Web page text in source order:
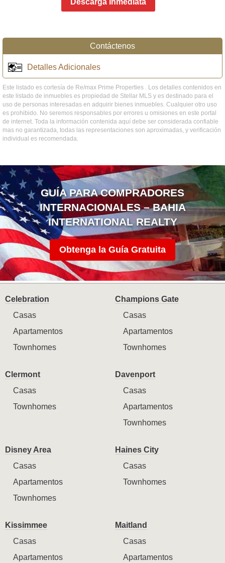
Descarga Inmediata
Contáctenos
Detalles Adicionales
Este listado es cortesía de Re/max Prime Properties . Los detalles contenidos en
este listado de inmuebles es propiedad de Stellar MLS y es destinado para el
uso de personas interesadas en adquirir bienes inmuebles. Cualquier otro uso
es prohibido. No seremos responsables por errores u omisiones en este portal
de internet. Toda la información contenida aquí debe ser considerada confiable
mas no garantizada, todas las representaciones son aproximadas, y verificación
individual es recomendada.
GUÍA PARA COMPRADORES
INTERNACIONALES – BAHIA
INTERNATIONAL REALTY
Obtenga la Guía Gratuita
Celebration
Casas
Apartamentos
Townhomes
Champions Gate
Casas
Apartamentos
Townhomes
Clermont
Casas
Townhomes
Davenport
Casas
Apartamentos
Townhomes
Disney Area
Casas
Apartamentos
Townhomes
Haines City
Casas
Townhomes
Kissimmee
Casas
Apartamentos
Maitland
Casas
Apartamentos